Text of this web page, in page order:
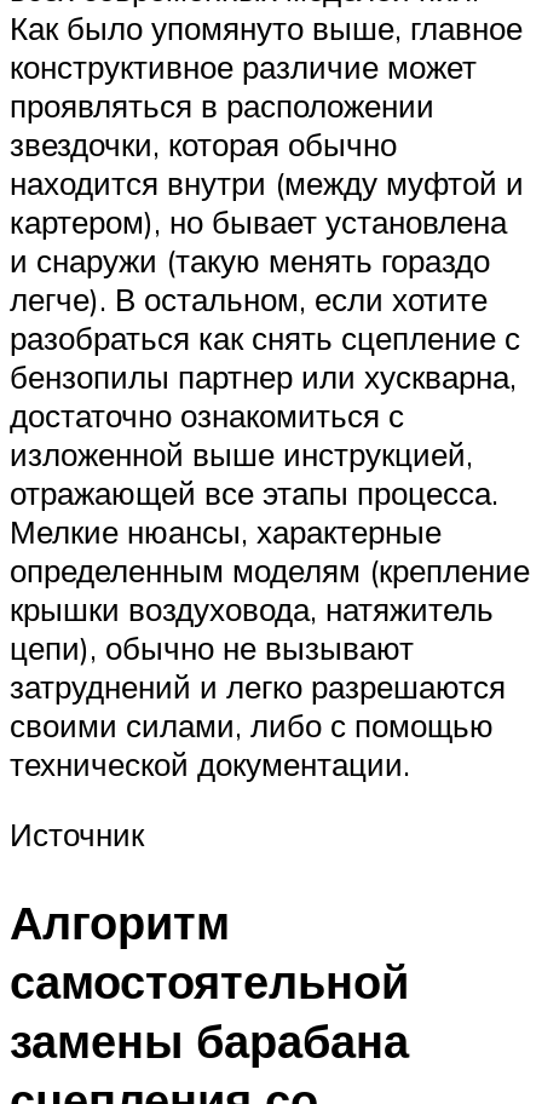
Как было упомянуто выше, главное
конструктивное различие может
проявляться в расположении
звездочки, которая обычно
находится внутри (между муфтой и
картером), но бывает установлена
и снаружи (такую менять гораздо
легче). В остальном, если хотите
разобраться как снять сцепление с
бензопилы партнер или хускварна,
достаточно ознакомиться с
изложенной выше инструкцией,
отражающей все этапы процесса.
Мелкие нюансы, характерные
определенным моделям (крепление
крышки воздуховода, натяжитель
цепи), обычно не вызывают
затруднений и легко разрешаются
своими силами, либо с помощью
технической документации.
Источник
Алгоритм
самостоятельной
замены барабана